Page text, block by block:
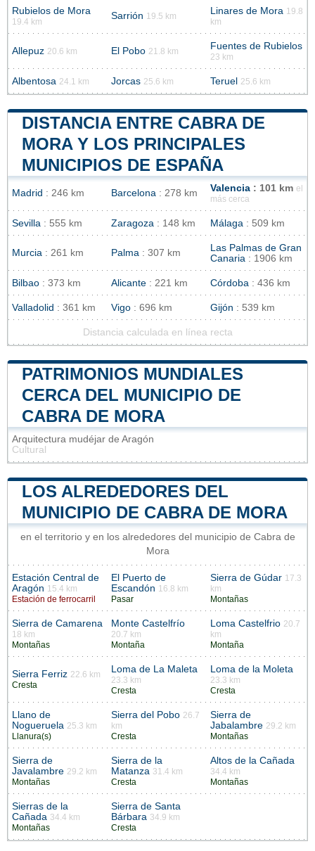
Rubielos de Mora
19.4 km
Sarrión 19.5 km Linares de Mora 19.8
km
Allepuz 20.6 km El Pobo 21.8 km Fuentes de Rubielos
23 km
Albentosa 24.1 km Jorcas 25.6 km Teruel 25.6 km
DISTANCIA ENTRE CABRA DE
MORA Y LOS PRINCIPALES
MUNICIPIOS DE ESPAÑA
Madrid : 246 km Barcelona : 278 km Valencia : 101 km el
más cerca
Sevilla : 555 km Zaragoza : 148 km Málaga : 509 km
Murcia : 261 km Palma : 307 km
Las Palmas de Gran
Canaria : 1906 km
Bilbao : 373 km Alicante : 221 km Córdoba : 436 km
Valladolid : 361 km Vigo : 696 km Gijón : 539 km
Distancia calculada en línea recta
PATRIMONIOS MUNDIALES
CERCA DEL MUNICIPIO DE
CABRA DE MORA
Arquitectura mudéjar de Aragón
Cultural
LOS ALREDEDORES DEL
MUNICIPIO DE CABRA DE MORA
en el territorio y en los alrededores del municipio de Cabra de
Mora
Estación Central de
Aragón 15.4 km
Estación de ferrocarril
El Puerto de
Escandón 16.8 km
Pasar
Sierra de Gúdar 17.3
km
Montañas
Sierra de Camarena
18 km
Montañas
Monte Castelfrío
20.7 km
Montaña
Loma Castelfrio 20.7
km
Montaña
Sierra Ferriz 22.6 km
Cresta
Loma de La Maleta
23.3 km
Cresta
Loma de la Moleta
23.3 km
Cresta
Llano de
Nogueruela 25.3 km
Llanura(s)
Sierra del Pobo 26.7
km
Cresta
Sierra de
Jabalambre 29.2 km
Montañas
Sierra de
Javalambre 29.2 km
Montañas
Sierra de la
Matanza 31.4 km
Cresta
Altos de la Cañada
34.4 km
Montañas
Sierras de la
Cañada 34.4 km
Montañas
Sierra de Santa
Bárbara 34.9 km
Cresta